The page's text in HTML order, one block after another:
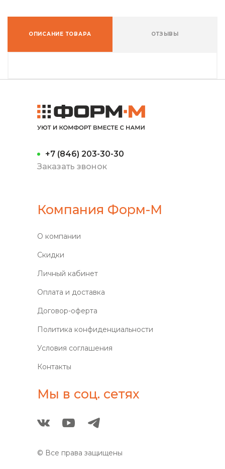
ОПИСАНИЕ ТОВАРА ОТЗЫВЫ
+7 (846) 203-30-30
Заказать звонок
Компания Форм-М
О компании
Скидки
Личный кабинет
Оплата и доставка
Договор-оферта
Политика конфиденциальности
Условия соглашения
Контакты
Мы в соц. сетях
© Все права защищены